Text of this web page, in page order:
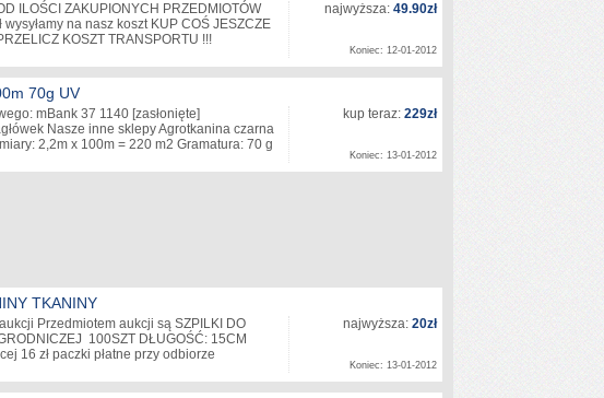
ILOŚCI ZAKUPIONYCH PRZEDMIOTÓW
na nasz koszt KUP COŚ JESZCZE
KOSZT TRANSPORTU !!!
najwyższa: 49.90zł
Koniec: 12-01-2012
70g UV
mBank 37 1140 [zasłonięte]
Nasze inne sklepy Agrotkanina czarna
2,2m x 100m = 220 m2 Gramatura: 70 g
kup teraz: 229zł
Koniec: 13-01-2012
TKANINY
Przedmiotem aukcji są SZPILKI DO
100SZT DŁUGOŚĆ: 15CM
16 zł paczki płatne przy odbiorze
najwyższa: 20zł
Koniec: 13-01-2012